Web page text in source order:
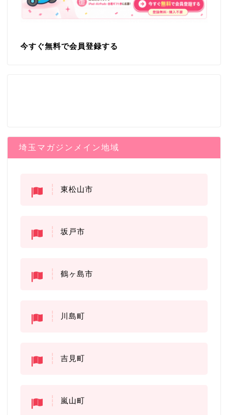
今すぐ無料で会員登録する
埼玉マガジンメイン地域
東松山市
坂戸市
鶴ヶ島市
川島町
吉見町
嵐山町